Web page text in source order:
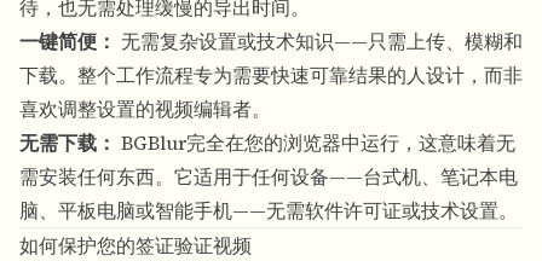
待，也无需处理缓慢的导出时间。
一键简便： 无需复杂设置或技术知识——只需上传、模糊和
下载。整个工作流程专为需要快速可靠结果的人设计，而非
喜欢调整设置的视频编辑者。
无需下载： BGBlur完全在您的浏览器中运行 ，这意味着无
需安装任何东西。它适用于任何设备——台式机、笔记本电
脑、平板电脑或智能手机——无需软件许可证或技术设置。
如何保护您的签证验证视频